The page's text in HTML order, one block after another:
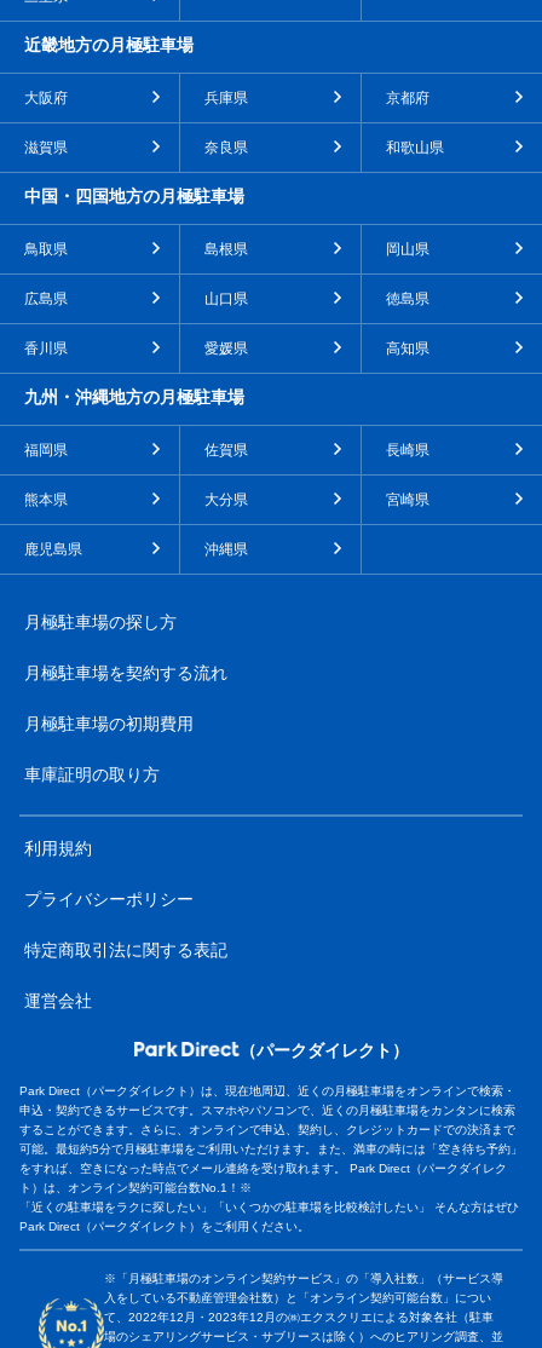
近畿地方の月極駐車場
大阪府 兵庫県 京都府
滋賀県 奈良県 和歌山県
中国・四国地方の月極駐車場
鳥取県 島根県 岡山県
広島県 山口県 徳島県
香川県 愛媛県 高知県
九州・沖縄地方の月極駐車場
福岡県 佐賀県 長崎県
熊本県 大分県 宮崎県
鹿児島県 沖縄県
月極駐車場の探し方
月極駐車場を契約する流れ
月極駐車場の初期費用
車庫証明の取り方
利用規約
プライバシーポリシー
特定商取引法に関する表記
運営会社
（パークダイレクト）
Park Direct（パークダイレクト）は、現在地周辺、近くの月極駐車場をオンラインで検索・
申込・契約できるサービスです。スマホやパソコンで、近くの月極駐車場をカンタンに検索
することができます。さらに、オンラインで申込、契約し、クレジットカードでの決済まで
可能。最短約5分で月極駐車場をご利用いただけます。また、満車の時には「空き待ち予約」
をすれば、空きになった時点でメール連絡を受け取れます。 Park Direct（パークダイレク
ト）は、オンライン契約可能台数No.1！※
「近くの駐車場をラクに探したい」「いくつかの駐車場を比較検討したい」 そんな方はぜひ
Park Direct（パークダイレクト）をご利用ください。
※「月極駐車場のオンライン契約サービス」の「導入社数」（サービス導
入をしている不動産管理会社数）と「オンライン契約可能台数」につい
て、2022年12月・2023年12月の㈱エクスクリエによる対象各社（駐車
場のシェアリングサービス・サブリースは除く）へのヒアリング調査、並